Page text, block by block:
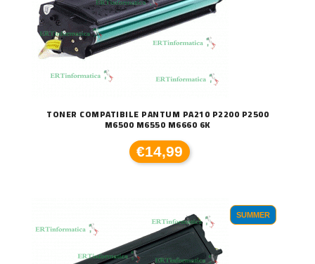
TONER COMPATIBILE PANTUM PA210 P2200 P2500
M6500 M6550 M6660 6K
€14,99
SUMMER